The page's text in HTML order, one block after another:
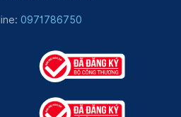
0971786750